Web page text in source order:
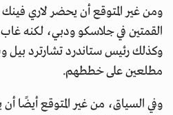
ومن غير المتوقع أن يحضر لاري
القمتين في جلاسكو ودبي، لكنه
وكذلك رئيس ستاندرد تشارترد بيل
مطلعين على خططهم.
وفي السياق، من غير المتوقع أيضًا